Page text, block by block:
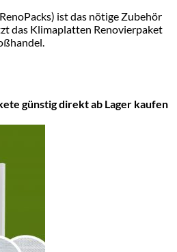
ist das nötige Zubehör
das Klimaplatten Renovierpaket
günstig direkt ab Lager kaufen